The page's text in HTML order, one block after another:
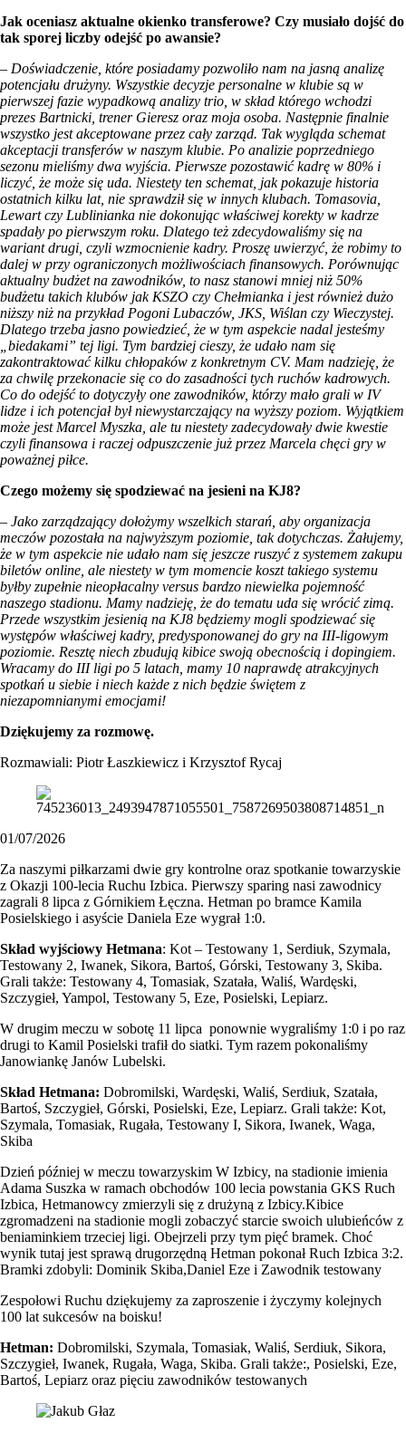
Jak oceniasz aktualne okienko transferowe? Czy musiało dojść do
tak sporej liczby odejść po awansie?
– Doświadczenie, które posiadamy pozwoliło nam na jasną analizę
potencjału drużyny. Wszystkie decyzje personalne w klubie są w
pierwszej fazie wypadkową analizy trio, w skład którego wchodzi
prezes Bartnicki, trener Gieresz oraz moja osoba. Następnie finalnie
wszystko jest akceptowane przez cały zarząd. Tak wygląda schemat
akceptacji transferów w naszym klubie. Po analizie poprzedniego
sezonu mieliśmy dwa wyjścia. Pierwsze pozostawić kadrę w 80% i
liczyć, że może się uda. Niestety ten schemat, jak pokazuje historia
ostatnich kilku lat, nie sprawdził się w innych klubach. Tomasovia,
Lewart czy Lublinianka nie dokonując właściwej korekty w kadrze
spadały po pierwszym roku. Dlatego też zdecydowaliśmy się na
wariant drugi, czyli wzmocnienie kadry. Proszę uwierzyć, że robimy to
dalej w przy ograniczonych możliwościach finansowych. Porównując
aktualny budżet na zawodników, to nasz stanowi mniej niż 50%
budżetu takich klubów jak KSZO czy Chełmianka i jest również dużo
niższy niż na przykład Pogoni Lubaczów, JKS, Wiślan czy Wieczystej.
Dlatego trzeba jasno powiedzieć, że w tym aspekcie nadal jesteśmy
„biedakami” tej ligi. Tym bardziej cieszy, że udało nam się
zakontraktować kilku chłopaków z konkretnym CV. Mam nadzieję, że
za chwilę przekonacie się co do zasadności tych ruchów kadrowych.
Co do odejść to dotyczyły one zawodników, którzy mało grali w IV
lidze i ich potencjał był niewystarczający na wyższy poziom. Wyjątkiem
może jest Marcel Myszka, ale tu niestety zadecydowały dwie kwestie
czyli finansowa i raczej odpuszczenie już przez Marcela chęci gry w
poważnej piłce.
Czego możemy się spodziewać na jesieni na KJ8?
– Jako zarządzający dołożymy wszelkich starań, aby organizacja
meczów pozostała na najwyższym poziomie, tak dotychczas. Żałujemy,
że w tym aspekcie nie udało nam się jeszcze ruszyć z systemem zakupu
biletów online, ale niestety w tym momencie koszt takiego systemu
byłby zupełnie nieopłacalny versus bardzo niewielka pojemność
naszego stadionu. Mamy nadzieję, że do tematu uda się wrócić zimą.
Przede wszystkim jesienią na KJ8 będziemy mogli spodziewać się
występów właściwej kadry, predysponowanej do gry na III-ligowym
poziomie. Resztę niech zbudują kibice swoją obecnością i dopingiem.
Wracamy do III ligi po 5 latach, mamy 10 naprawdę atrakcyjnych
spotkań u siebie i niech każde z nich będzie świętem z
niezapomnianymi emocjami!
Dziękujemy za rozmowę.
Rozmawiali: Piotr Łaszkiewicz i Krzysztof Rycaj
01/07/2026
Za naszymi piłkarzami dwie gry kontrolne oraz spotkanie towarzyskie
z Okazji 100-lecia Ruchu Izbica. Pierwszy sparing nasi zawodnicy
zagrali 8 lipca z Górnikiem Łęczna. Hetman po bramce Kamila
Posielskiego i asyście Daniela Eze wygrał 1:0.
Skład wyjściowy Hetmana: Kot – Testowany 1, Serdiuk, Szymala,
Testowany 2, Iwanek, Sikora, Bartoś, Górski, Testowany 3, Skiba.
Grali także: Testowany 4, Tomasiak, Szatała, Waliś, Wardęski,
Szczygieł, Yampol, Testowany 5, Eze, Posielski, Lepiarz.
W drugim meczu w sobotę 11 lipca ponownie wygraliśmy 1:0 i po raz
drugi to Kamil Posielski trafił do siatki. Tym razem pokonaliśmy
Janowiankę Janów Lubelski.
Skład Hetmana: Dobromilski, Wardęski, Waliś, Serdiuk, Szatała,
Bartoś, Szczygieł, Górski, Posielski, Eze, Lepiarz. Grali także: Kot,
Szymala, Tomasiak, Rugała, Testowany I, Sikora, Iwanek, Waga,
Skiba
Dzień później w meczu towarzyskim W Izbicy, na stadionie imienia
Adama Suszka w ramach obchodów 100 lecia powstania GKS Ruch
Izbica, Hetmanowcy zmierzyli się z drużyną z Izbicy.Kibice
zgromadzeni na stadionie mogli zobaczyć starcie swoich ulubieńców z
beniaminkiem trzeciej ligi. Obejrzeli przy tym pięć bramek. Choć
wynik tutaj jest sprawą drugorzędną Hetman pokonał Ruch Izbica 3:2.
Bramki zdobyli: Dominik Skiba,Daniel Eze i Zawodnik testowany
Zespołowi Ruchu dziękujemy za zaproszenie i życzymy kolejnych
100 lat sukcesów na boisku!
Hetman: Dobromilski, Szymala, Tomasiak, Waliś, Serdiuk, Sikora,
Szczygieł, Iwanek, Rugała, Waga, Skiba. Grali także:, Posielski, Eze,
Bartoś, Lepiarz oraz pięciu zawodników testowanych